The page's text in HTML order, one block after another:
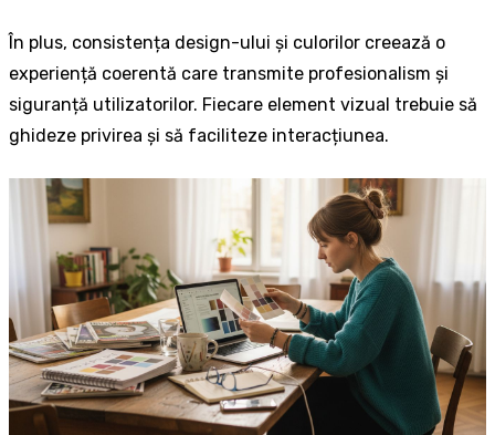
În plus, consistența design-ului și culorilor creează o
experiență coerentă care transmite profesionalism și
siguranță utilizatorilor. Fiecare element vizual trebuie să
ghideze privirea și să faciliteze interacțiunea.